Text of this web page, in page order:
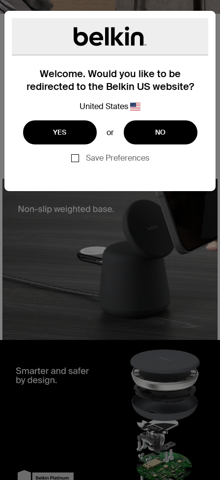
Welcome. Would you like to be
redirected to the Belkin US website?
United States
YES or NO
Save Preferences